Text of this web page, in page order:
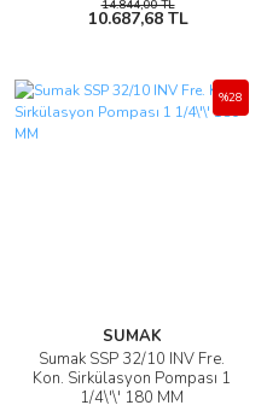
14.844,00 TL
10.687,68 TL
SUMAK
Sumak SSP 32/10 INV Fre.
Kon. Sirkülasyon Pompası 1
1/4\'\' 180 MM
%28